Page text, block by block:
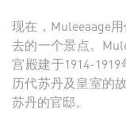
现在，Muleeaage
去的一个景点。
宫殿建于1914-
历代苏丹及皇室的
苏丹的官邸。